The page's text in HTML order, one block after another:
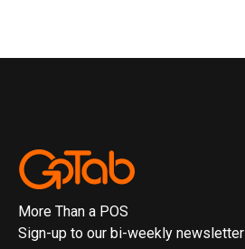
More Than a POS
Sign-up to our bi-weekly newsletter